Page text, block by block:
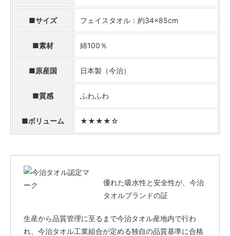
■サイズ フェイスタオル：約34×85cm
■素材 綿100％
■原産国 日本製（今治）
■質感 ふわふわ
■ボリューム ★★★★☆
優れた吸水性と安全性が、今治
タオルブランドの証
生産から品質管理に至るまで今治タオル産地内で行わ
れ、今治タオル工業組合が定める独自の品質基準に合格